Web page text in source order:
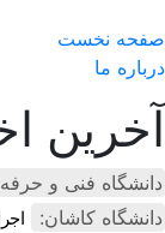
صفحه نخست
درباره ما
آخرین
دانشگاه فنی و
دانشگاه کاشان: